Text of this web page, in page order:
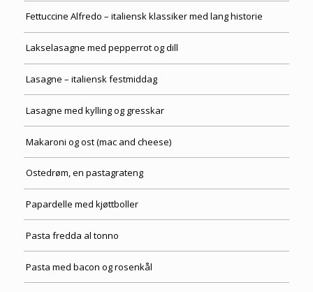
Fettuccine Alfredo – italiensk klassiker med lang historie
Lakselasagne med pepperrot og dill
Lasagne – italiensk festmiddag
Lasagne med kylling og gresskar
Makaroni og ost (mac and cheese)
Ostedrøm, en pastagrateng
Papardelle med kjøttboller
Pasta fredda al tonno
Pasta med bacon og rosenkål